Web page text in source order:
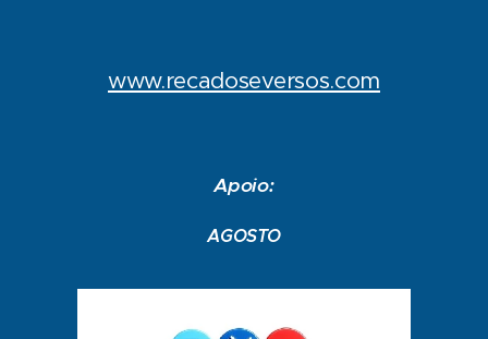
www.recadoseversos.com
Apoio:
AGOSTO